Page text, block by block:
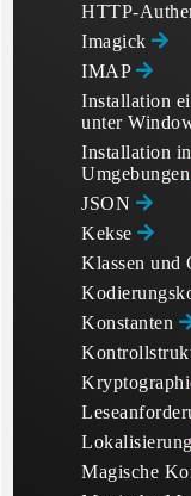
HTTP-
Imagick
IMAP
Installation
unter
Installation
Umgebungen
JSON
Kekse
Klassen und
Konstanten
Lokalisierung
Magische